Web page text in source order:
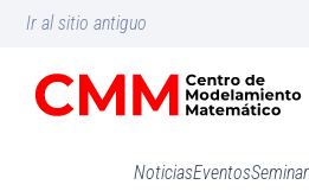
Ir al sitio antiguo
NoticiasEventos